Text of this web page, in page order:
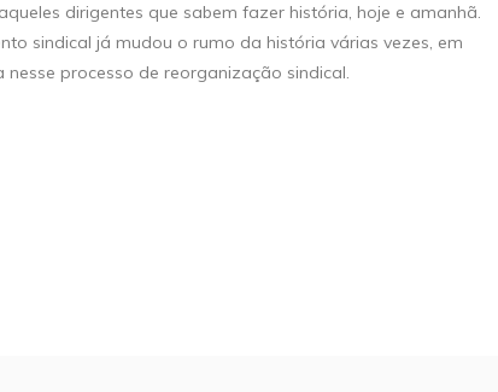
dirigentes que sabem fazer história, hoje e amanhã.
sindical já mudou o rumo da história várias vezes, em
processo de reorganização sindical.